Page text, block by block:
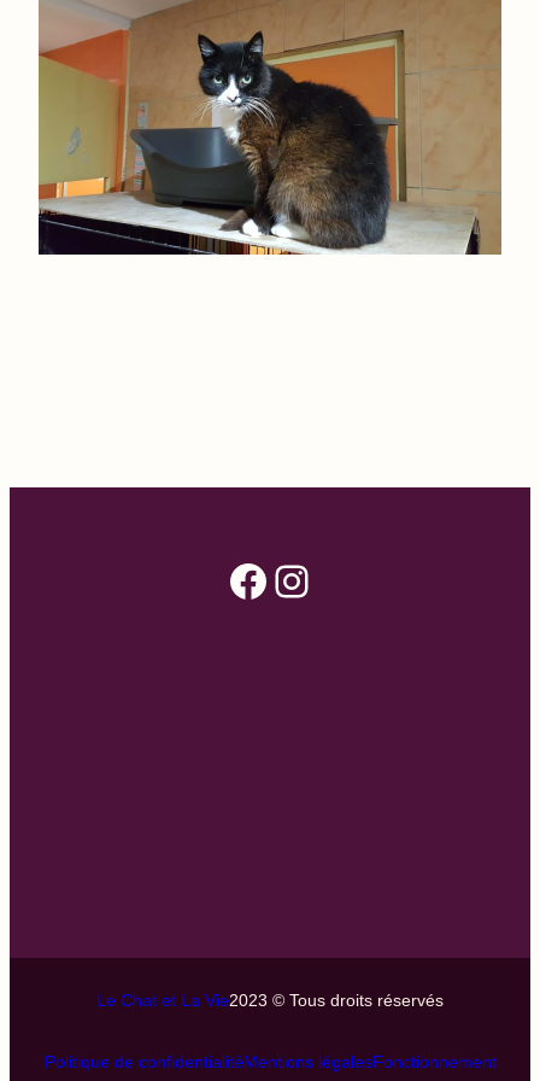
Facebook Instagram
Le Chat et La Vie2023 © Tous droits réservés
Politique de confidentialitéMentions légalesFonctionnement